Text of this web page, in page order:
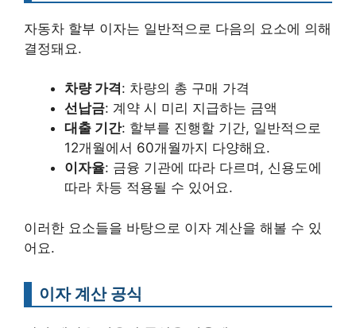
자동차 할부 이자는 일반적으로 다음의 요소에 의해
결정돼요.
차량 가격: 차량의 총 구매 가격
선납금: 계약 시 미리 지급하는 금액
대출 기간: 할부를 진행할 기간, 일반적으로
12개월에서 60개월까지 다양해요.
이자율: 금융 기관에 따라 다르며, 신용도에
따라 차등 적용될 수 있어요.
이러한 요소들을 바탕으로 이자 계산을 해볼 수 있
어요.
이자 계산 공식